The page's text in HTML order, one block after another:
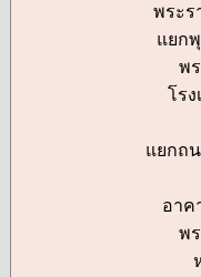
พระร
แยก
พ
โร
แยกถ
อาค
พ